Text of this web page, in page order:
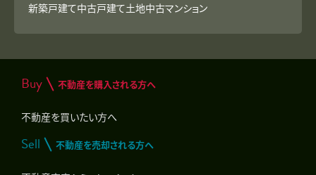
新築戸建て中古戸建て土地中古マンション
Buy 不動産を購入される方へ
不動産を買いたい方へ
Sell 不動産を売却される方へ